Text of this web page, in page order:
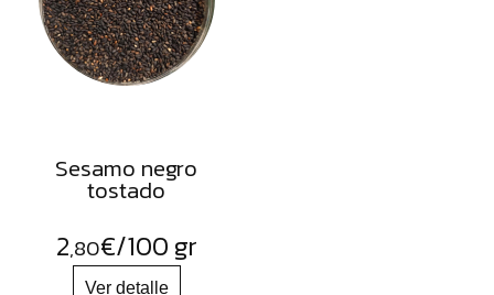
Sesamo negro
tostado
2,80€/100 gr